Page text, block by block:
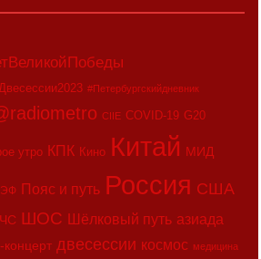
#Петербургскийдневник
CIIE COVID-19 G20
утро КПК Кино Китай МИД
Пояс и путь Россия США
ЧС ШОС Шёлковый путь азиада
концерт двесессии космос медицина